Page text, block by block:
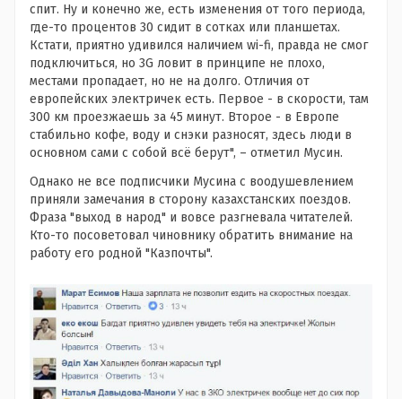
спит. Ну и конечно же, есть изменения от того периода,
где-то процентов 30 сидит в сотках или планшетах.
Кстати, приятно удивился наличием wi-fi, правда не смог
подключиться, но 3G ловит в принципе не плохо,
местами пропадает, но не на долго. Отличия от
европейских электричек есть. Первое - в скорости, там
300 км проезжаешь за 45 минут. Второе - в Европе
стабильно кофе, воду и снэки разносят, здесь люди в
основном сами с собой всё берут", – отметил Мусин.
Однако не все подписчики Мусина с воодушевлением
приняли замечания в сторону казахстанских поездов.
Фраза "выход в народ" и вовсе разгневала читателей.
Кто-то посоветовал чиновнику обратить внимание на
работу его родной "Казпочты".